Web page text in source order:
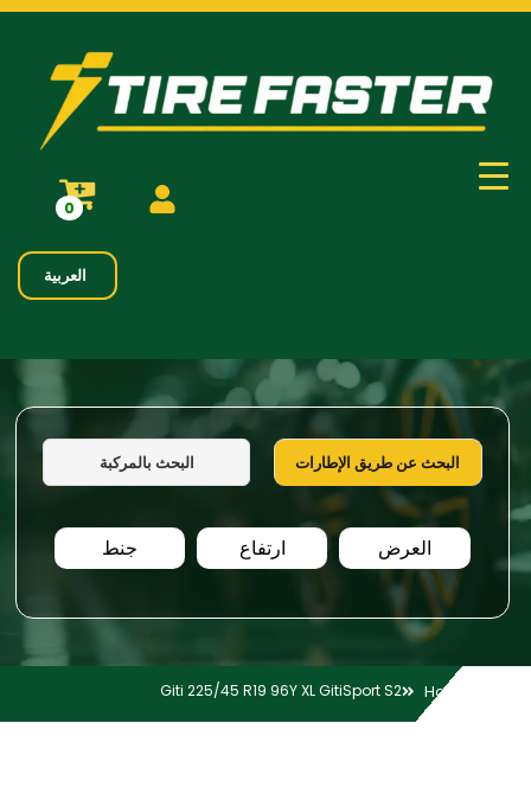
0
العربية
البحث عن طريق الإطارات البحث بالمركبة
العرض ارتفاع جنط
Home
Giti 225/45 R19 96Y XL GitiSport S2